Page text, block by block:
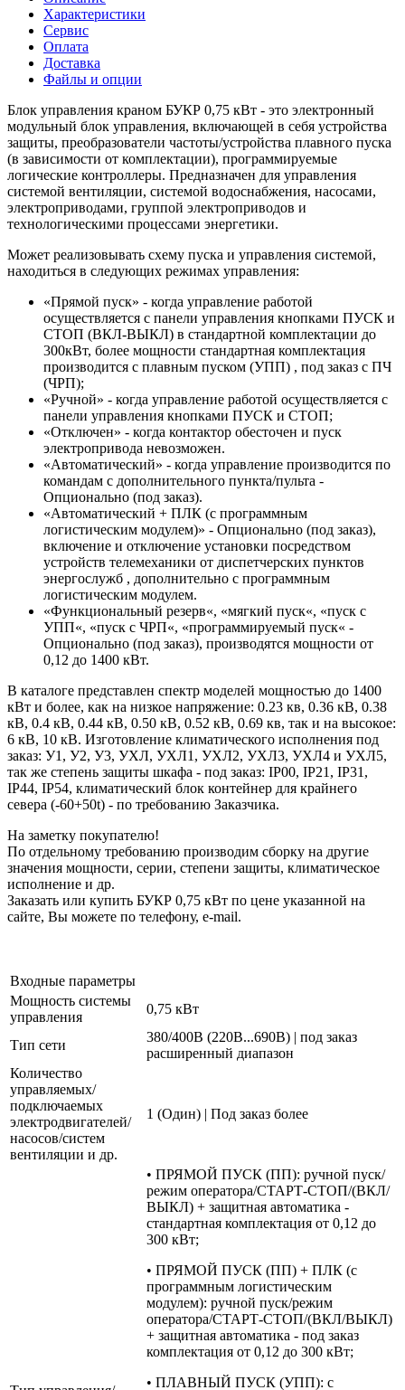
Характеристики
Сервис
Оплата
Доставка
Файлы и опции
Блок управления краном БУКР 0,75 кВт - это электронный
модульный блок управления, включающей в себя устройства
защиты, преобразователи частоты/устройства плавного пуска
(в зависимости от комплектации), программируемые
логические контроллеры. Предназначен для управления
системой вентиляции, системой водоснабжения, насосами,
электроприводами, группой электроприводов и
технологическими процессами энергетики.
Может реализовывать схему пуска и управления системой,
находиться в следующих режимах управления:
«Прямой пуск» - когда управление работой
осуществляется с панели управления кнопками ПУСК и
СТОП (ВКЛ-ВЫКЛ) в стандартной комплектации до
300кВт, более мощности стандартная комплектация
производится с плавным пуском (УПП) , под заказ с ПЧ
(ЧРП);
«Ручной» - когда управление работой осуществляется с
панели управления кнопками ПУСК и СТОП;
«Отключен» - когда контактор обесточен и пуск
электропривода невозможен.
«Автоматический» - когда управление производится по
командам с дополнительного пункта/пульта -
Опционально (под заказ).
«Автоматический + ПЛК (с программным
логистическим модулем)» - Опционально (под заказ),
включение и отключение установки посредством
устройств телемеханики от диспетчерских пунктов
энергослужб , дополнительно с программным
логистическим модулем.
«Функциональный резерв«, «мягкий пуск«, «пуск с
УПП«, «пуск с ЧРП«, «программируемый пуск« -
Опционально (под заказ), производятся мощности от
0,12 до 1400 кВт.
В каталоге представлен спектр моделей мощностью до 1400
кВт и более, как на низкое напряжение: 0.23 кв, 0.36 кВ, 0.38
кВ, 0.4 кВ, 0.44 кВ, 0.50 кВ, 0.52 кВ, 0.69 кв, так и на высокое:
6 кВ, 10 кВ. Изготовление климатического исполнения под
заказ: У1, У2, У3, УХЛ, УХЛ1, УХЛ2, УХЛ3, УХЛ4 и УХЛ5,
так же степень защиты шкафа - под заказ: IP00, IP21, IP31,
IP44, IP54, климатический блок контейнер для крайнего
севера (-60+50t) - по требованию Заказчика.
На заметку покупателю!
По отдельному требованию производим сборку на другие
значения мощности, серии, степени защиты, климатическое
исполнение и др.
Заказать или купить БУКР 0,75 кВт по цене указанной на
сайте, Вы можете по телефону, e-mail.
Входные параметры
Мощность системы
управления
0,75 кВт
Тип сети
380/400В (220В...690В) | под заказ
расширенный диапазон
Количество
управляемых/
подключаемых
электродвигателей/
насосов/систем
вентиляции и др.
1 (Один) | Под заказ более
• ПРЯМОЙ ПУСК (ПП): ручной пуск/
режим оператора/СТАРТ-СТОП/(ВКЛ/
ВЫКЛ) + защитная автоматика -
стандартная комплектация от 0,12 до
300 кВт;
• ПРЯМОЙ ПУСК (ПП) + ПЛК (с
программным логистическим
модулем): ручной пуск/режим
оператора/СТАРТ-СТОП/(ВКЛ/ВЫКЛ)
+ защитная автоматика - под заказ
комплектация от 0,12 до 300 кВт;
• ПЛАВНЫЙ ПУСК (УПП): с